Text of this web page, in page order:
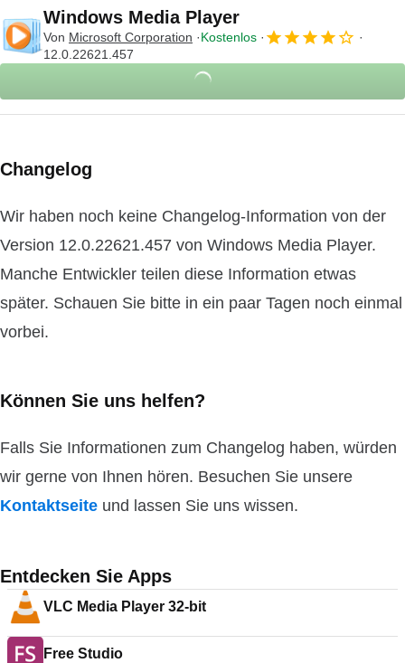
Windows Media Player
Von Microsoft Corporation
Kostenlos
12.0.22621.457
Changelog
Wir haben noch keine Changelog-Information von der
Version 12.0.22621.457 von Windows Media Player.
Manche Entwickler teilen diese Information etwas
später. Schauen Sie bitte in ein paar Tagen noch einmal
vorbei.
Können Sie uns helfen?
Falls Sie Informationen zum Changelog haben, würden
wir gerne von Ihnen hören. Besuchen Sie unsere
Kontaktseite und lassen Sie uns wissen.
Entdecken Sie Apps
VLC Media Player 32-bit
Free Studio